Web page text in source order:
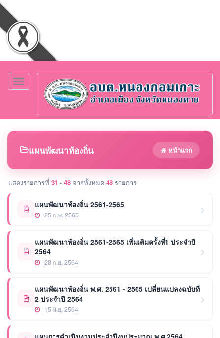
Toggle
navigation
แผนพัฒนาท้องถิ่น หน้าแรก
แสดงรายการที่ 31 - 48 จากทั้งหมด 48 รายการ
แผนพัฒนาท้องถิ่น 2561-2565
25 ก.พ. 2565
แผนพัฒนาท้องถิ่น 2561-2565 เพิ่มเติมครั้งที่1 ประจำปี
2564
28 ก.ย. 2564
แผนพัฒนาท้องถิ่น พ.ศ. 2561 - 2565 เปลี่ยนแปลงฉบับที่
2 ประจำปี 2564
15 มิ.ย. 2564
แผนการดำเนินงานประจำปีงบประมาณ พ.ศ 2564